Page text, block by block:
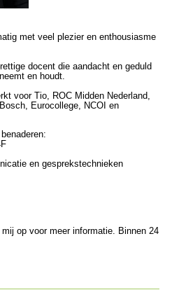
met veel plezier en enthousiasme
docent die aandacht en geduld
en houdt.
voor Tio, ROC Midden Nederland,
Eurocollege, NCOI en
en gesprekstechnieken
op voor meer informatie. Binnen 24